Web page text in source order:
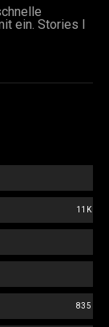
ein. Stories I
11K
835